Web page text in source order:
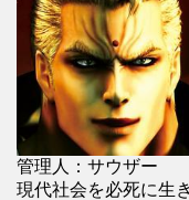
管理人：サウザー
現代社会を必死に生